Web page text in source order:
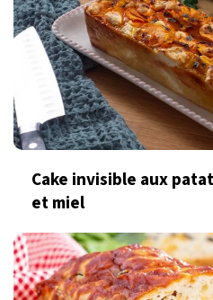
Cake invisible aux
et miel